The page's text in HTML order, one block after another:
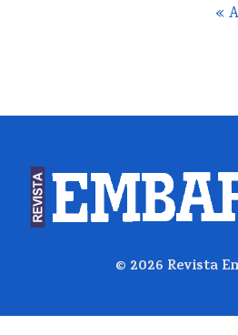
«
© 2026 Revista